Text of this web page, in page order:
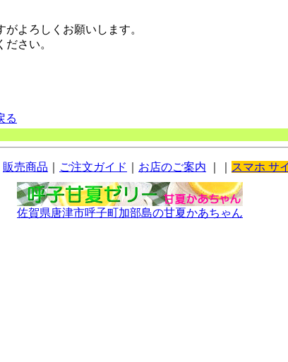
よろしくお願いします。
ださい。
る
販売商品 ご注文ガイド お店のご案内 スマホ サ
佐賀県唐津市呼子町加部島の甘夏かあちゃん